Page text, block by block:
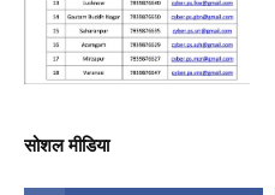
सोशल मीडिया